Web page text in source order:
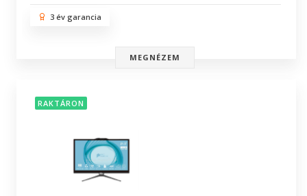
3 év garancia
MEGNÉZEM
RAKTÁRON